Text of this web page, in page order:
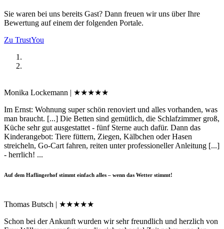
Sie waren bei uns bereits Gast? Dann freuen wir uns über Ihre
Bewertung auf einem der folgenden Portale.
Zu TrustYou
Monika Lockemann | ★★★★★
Im Ernst: Wohnung super schön renoviert und alles vorhanden, was
man braucht. [...] Die Betten sind gemütlich, die Schlafzimmer groß,
Küche sehr gut ausgestattet - fünf Sterne auch dafür. Dann das
Kinderangebot: Tiere füttern, Ziegen, Kälbchen oder Hasen
streicheln, Go-Cart fahren, reiten unter professioneller Anleitung [...]
- herrlich! ...
Auf dem Haflingerhof stimmt einfach alles – wenn das Wetter stimmt!
Thomas Butsch | ★★★★★
Schon bei der Ankunft wurden wir sehr freundlich und herzlich von